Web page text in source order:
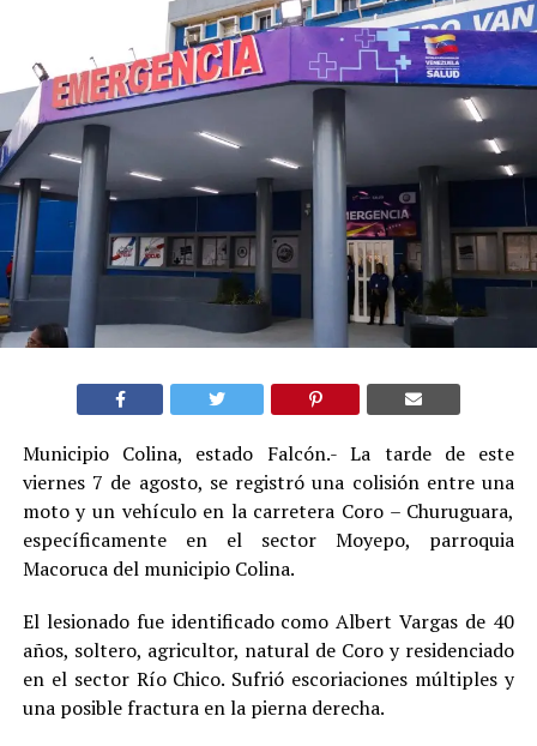
Municipio Colina, estado Falcón.- La tarde de este
viernes 7 de agosto, se registró una colisión entre una
moto y un vehículo en la carretera Coro – Churuguara,
específicamente en el sector Moyepo, parroquia
Macoruca del municipio Colina.
El lesionado fue identificado como Albert Vargas de 40
años, soltero, agricultor, natural de Coro y residenciado
en el sector Río Chico. Sufrió escoriaciones múltiples y
una posible fractura en la pierna derecha.